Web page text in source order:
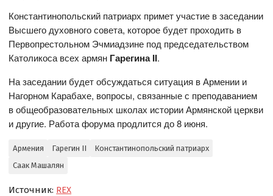
Константинопольский патриарх примет участие в заседании
Высшего духовного совета, которое будет проходить в
Первопрестольном Эчмиадзине под председательством
Католикоса всех армян Гарегина II.
На заседании будет обсуждаться ситуация в Армении и
Нагорном Карабахе, вопросы, связанные с преподаванием
в общеобразовательных школах истории Армянской церкви
и другие. Работа форума продлится до 8 июня.
Армения Гарегин II
Константинопольский патриарх
Саак Машалян
Источник: REX